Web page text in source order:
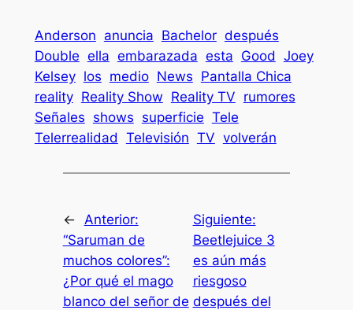
Anderson anuncia Bachelor después
Double ella embarazada esta Good Joey
Kelsey los medio News Pantalla Chica
reality Reality Show Reality TV rumores
Señales shows superficie Tele
Telerrealidad Televisión TV volverán
←
Anterior:
“Saruman de
muchos colores”:
¿Por qué el mago
blanco del señor de
Siguiente:
Beetlejuice 3
es aún más
riesgoso
después del